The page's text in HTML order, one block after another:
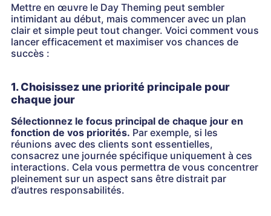
Mettre en œuvre le Day Theming peut sembler
intimidant au début, mais commencer avec un plan
clair et simple peut tout changer. Voici comment vous
lancer efficacement et maximiser vos chances de
succès :
1. Choisissez une priorité principale pour
chaque jour
Sélectionnez le focus principal de chaque jour en
fonction de vos priorités. Par exemple, si les
réunions avec des clients sont essentielles,
consacrez une journée spécifique uniquement à ces
interactions. Cela vous permettra de vous concentrer
pleinement sur un aspect sans être distrait par
d’autres responsabilités.